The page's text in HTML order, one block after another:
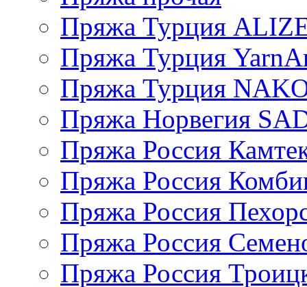
Пряжа Турция
Пряжа Турция
Пряжа Турция
Пряжа Норвегия
Пряжа Россия
Пряжа Россия
Пряжа Россия
Пряжа Россия
Пряжа Россия